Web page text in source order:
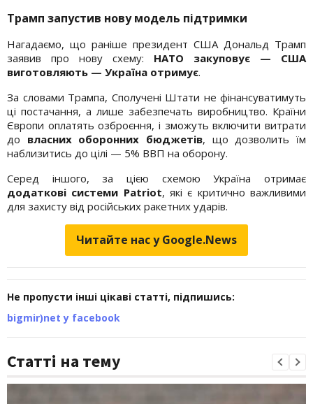
Трамп запустив нову модель підтримки
Нагадаємо, що раніше президент США Дональд Трамп
заявив про нову схему: НАТО закуповує — США
виготовляють — Україна отримує.
За словами Трампа, Сполучені Штати не фінансуватимуть
ці постачання, а лише забезпечать виробництво. Країни
Європи оплатять озброєння, і зможуть включити витрати
до власних оборонних бюджетів, що дозволить їм
наблизитись до цілі — 5% ВВП на оборону.
Серед іншого, за цією схемою Україна отримає
додаткові системи Patriot, які є критично важливими
для захисту від російських ракетних ударів.
Читайте нас у Google.News
Не пропусти інші цікаві статті, підпишись:
bigmir)net у facebook
Статті на тему